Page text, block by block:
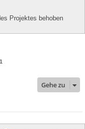
Projektes behoben
1
Gehe zu